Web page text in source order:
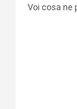
Voi cosa ne